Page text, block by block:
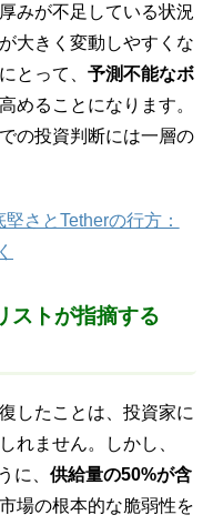
みが不足している状況
大きく変動しやすくな
とって、 予測不能なボ
めることになります。
の投資判断には一層の
さとTetherの行方：
ストが指摘する
したことは、投資家に
れません。しかし、
に、 供給量の50%が含
場の根本的な脆弱性を